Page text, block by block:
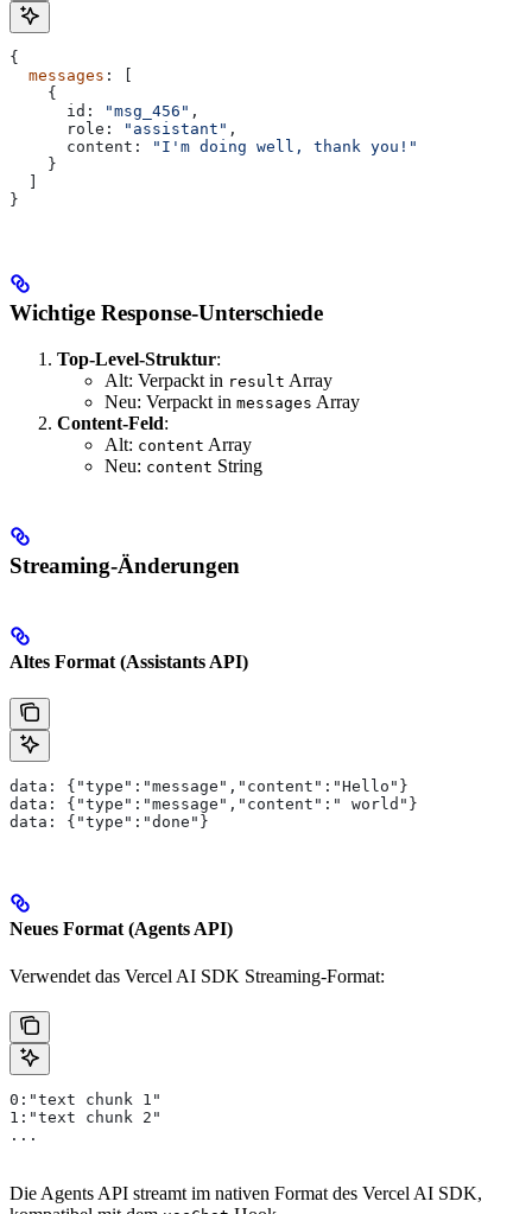
{
  messages
: [
    {
      id:
"msg_456" ,
      role:
"assistant" ,
      content:
"I'm doing well, thank you!"
    }
}
Wichtige Response-Unterschiede
Top-Level-Struktur:
Alt: Verpackt in result Array
Neu: Verpackt in messages Array
Content-Feld:
Alt: content Array
Neu: content String
Streaming-Änderungen
Altes Format (Assistants API)
data: {"type":"message","content":"Hello"}
data: {"type":"message","content":" world"}
data: {"type":"done"}
Neues Format (Agents API)
Verwendet das Vercel AI SDK Streaming-Format:
0:"text chunk 1"
1:"text chunk 2"
...
Die Agents API streamt im nativen Format des Vercel AI SDK,